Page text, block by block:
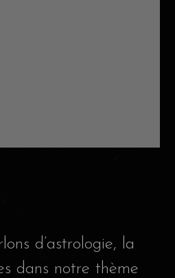
d’astrologie, la
dans notre thème